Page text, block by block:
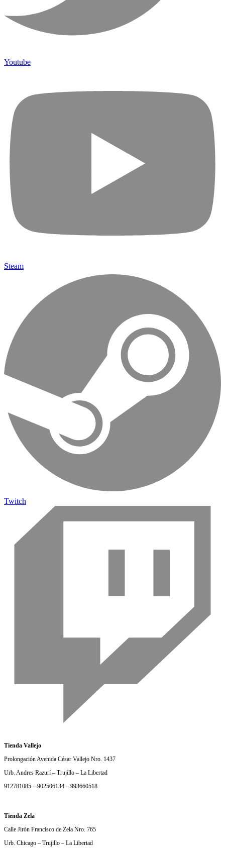
Youtube
Steam
Twitch
Tienda Vallejo
Prolongación Avenida César Vallejo Nro. 1437
Urb. Andres Razurí – Trujillo – La Libertad
912781085 – 902506134 – 993660518
Tienda Zela
Calle Jirón Francisco de Zela Nro. 765
Urb. Chicago – Trujillo – La Libertad